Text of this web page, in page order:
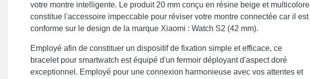
votre montre intelligente. Le produit 20 mm conçu en résine beige et multicolore
constitue l'accessoire impeccable pour réviser votre montre connectée car il est
conforme sur le design de la marque Xiaomi : Watch S2 (42 mm).
Employé afin de constituer un dispositif de fixation simple et efficace, ce
bracelet pour smartwatch est équipé d'un fermoir déployant d'aspect doré
exceptionnel. Employé pour une connexion harmonieuse avec vos attentes et